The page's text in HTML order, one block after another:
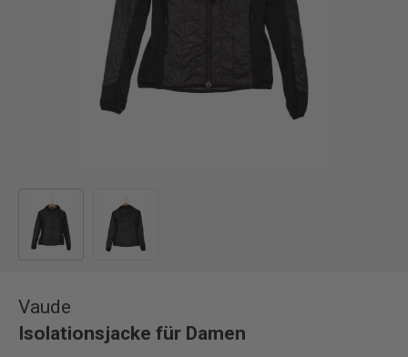
Vaude
Isolationsjacke für Damen